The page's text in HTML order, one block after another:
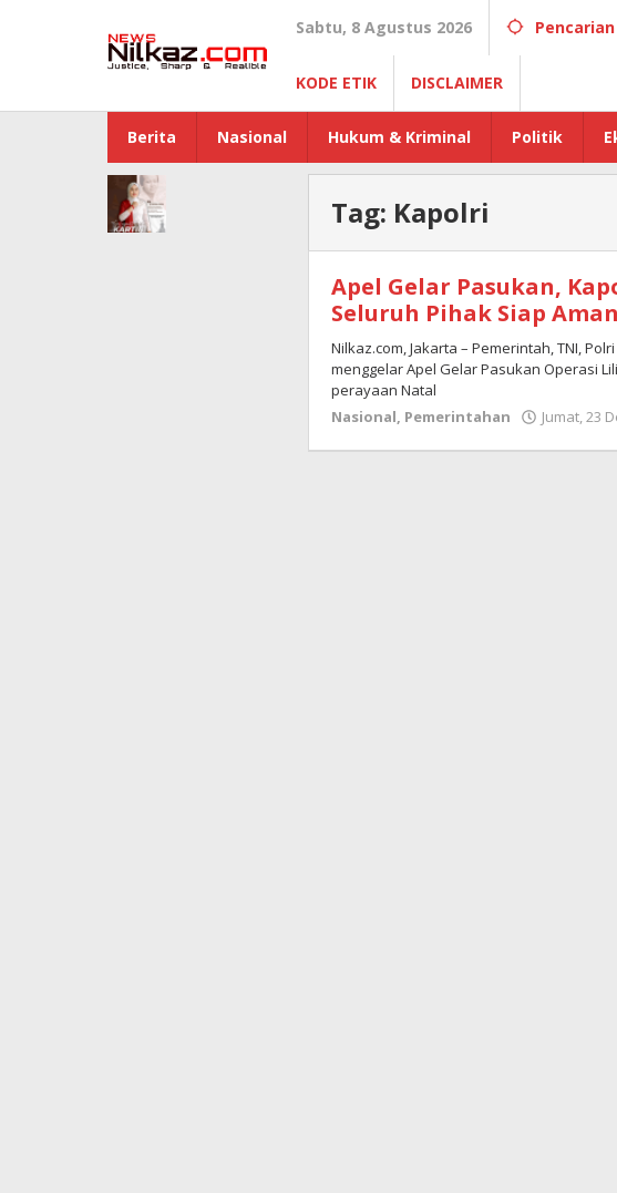
Sabtu, 8 Agustus 2026 Pencarian
KODE ETIK DISCLAIMER
Berita Nasional Hukum & Kriminal Politik
Tag: Kapolri
Apel Gelar Pasukan,
Seluruh Pihak Siap
Nilkaz.com, Jakarta – Pemerintah, TNI,
menggelar Apel Gelar Pasukan Operasi
perayaan Natal
Nasional, Pemerintahan Jumat, 23